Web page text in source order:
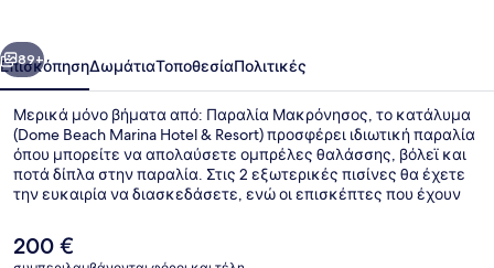
Resort
Επόμενο
89+
ΕπισκόπησηΔωμάτιαΤοποθεσίαΠολιτικές
Μερικά μόνο βήματα από: Παραλία Μακρόνησος, το κατάλυμα
(Dome Beach Marina Hotel & Resort) προσφέρει ιδιωτική παραλία
όπου μπορείτε να απολαύσετε ομπρέλες θαλάσσης, βόλεϊ και
ποτά δίπλα στην παραλία. Στις 2 εξωτερικές πισίνες θα έχετε
την ευκαιρία να διασκεδάσετε, ενώ οι επισκέπτες που έχουν
απολαύσουν μασάζ, θεραπείες περιποίησης σώματος και
μανικιούρ και πεντικιούρ. Το εστιατόριο (Cerinia), ένα από τα 4
Η
τρέχουσα
200 €